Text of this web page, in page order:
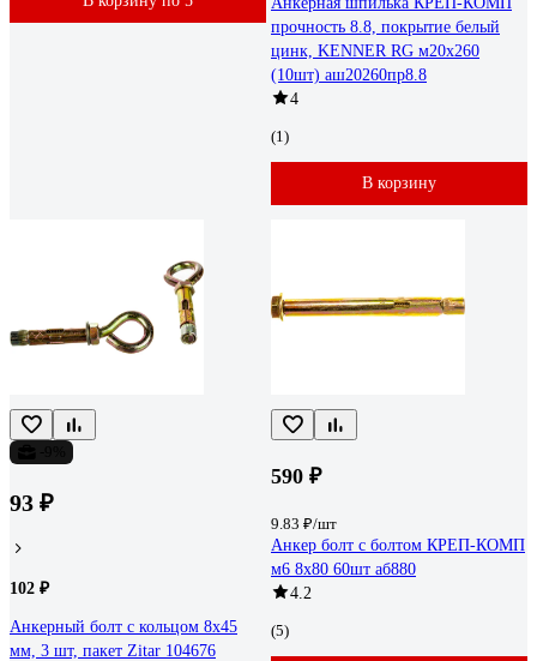
прочность 8.8, покрытие белый
цинк, KENNER RG м20х260
(10шт) аш20260пр8.8
4
(1)
В корзину
93 ₽
102 ₽
Анкерный болт с кольцом 8x45
мм, 3 шт, пакет Zitar 104676
590 ₽
9.83 ₽/шт
Анкер болт с болтом КРЕП-КОМП
м6 8х80 60шт аб880
4.2
(5)